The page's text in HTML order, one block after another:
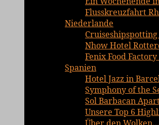
Flusskreuzfahrt
Niederlande
Nhow Hotel
Fenix Food
Spanien
Hotel Jazz in
Symphony of the
Sol Barbacan
Unsere Top 6